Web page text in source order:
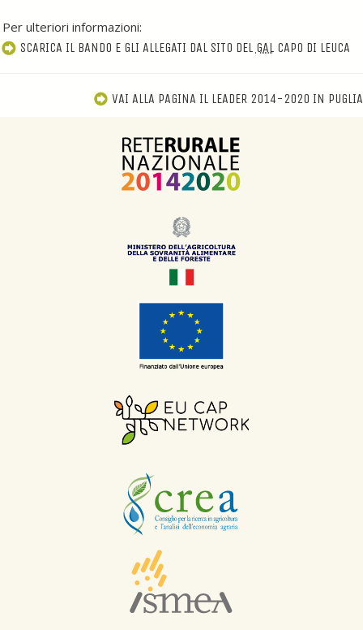
Per ulteriori informazioni:
SCARICA IL BANDO E GLI ALLEGATI DAL SITO DEL GALCAPO DI LEUCA
VAI ALLA PAGINA IL LEADER 2014-2020 IN PUGLIA